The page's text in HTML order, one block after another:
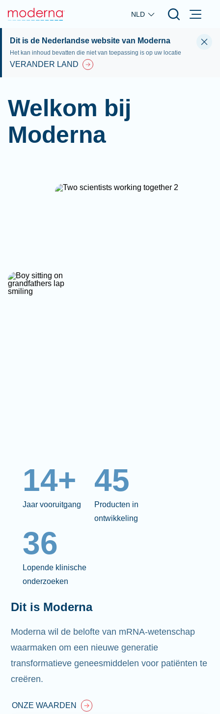
Skip to main content
NLD
Dit is de Nederlandse website van Moderna
Het kan inhoud bevatten die niet van toepassing is op uw locatie
VERANDER LAND
Welkom bij
Moderna
14+
Jaar vooruitgang
45
Producten in
ontwikkeling
36
Lopende klinische
onderzoeken
Dit is Moderna
Moderna wil de belofte van mRNA-wetenschap
waarmaken om een nieuwe generatie
transformatieve geneesmiddelen voor patiënten te
creëren.
ONZE WAARDEN